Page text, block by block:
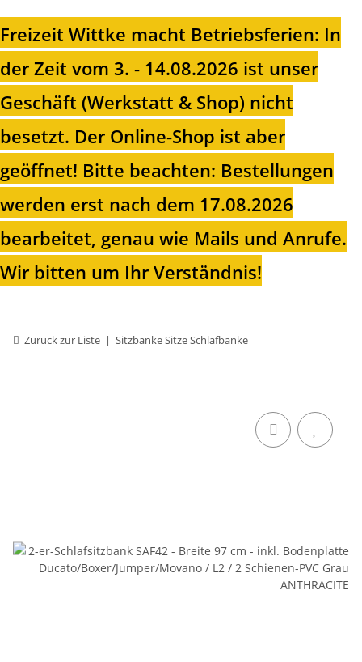
Freizeit Wittke macht Betriebsferien: In
der Zeit vom 3. - 14.08.2026 ist unser
Geschäft (Werkstatt & Shop) nicht
besetzt. Der Online-Shop ist aber
geöffnet! Bitte beachten: Bestellungen
werden erst nach dem 17.08.2026
bearbeitet, genau wie Mails und Anrufe.
Wir bitten um Ihr Verständnis!
Zurück zur Liste Sitzbänke Sitze Schlafbänke